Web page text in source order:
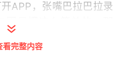
APP，张嘴巴拉巴拉录
圈显摆这么简单的。那
”这款APP为例，来谈谈
看完整内容